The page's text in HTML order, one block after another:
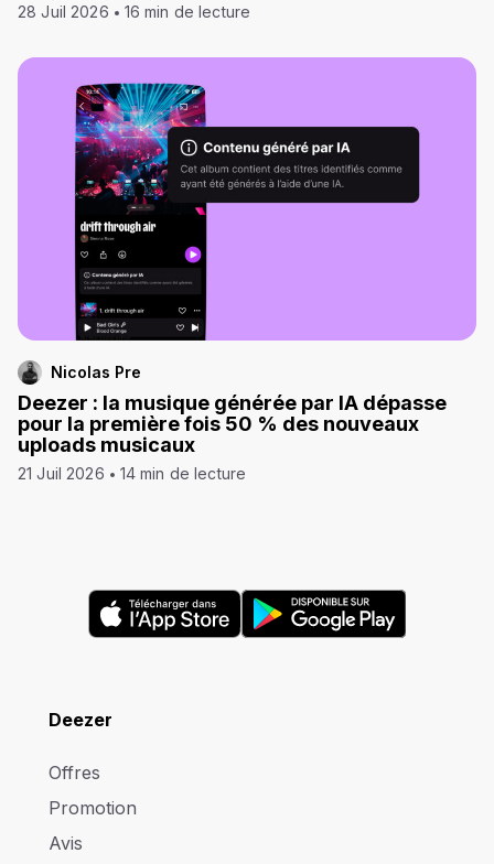
28 Juil 2026 16 min de lecture
Nicolas Pre
Deezer : la musique générée par IA dépasse
pour la première fois 50 % des nouveaux
uploads musicaux
21 Juil 2026 14 min de lecture
Deezer
Offres
Promotion
Avis